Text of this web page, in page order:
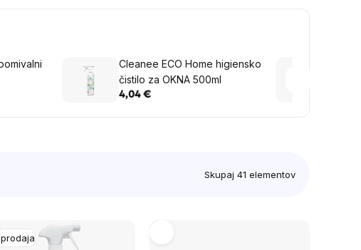
Cleanee ECO Home higiensko
čistilo za OKNA 500ml
4,04 €
Skupaj 41 elementov